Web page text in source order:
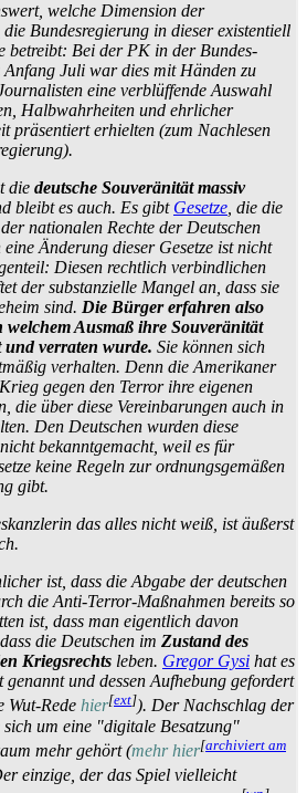
welche Dimension der
die Bundesregierung in dieser existentiell
betreibt: Bei der PK in der Bundes­
Anfang Juli war dies mit Händen zu
eine verblüffende Auswahl
Halb­wahr­heiten und ehrlicher
präsentiert erhielten (zum Nachlesen
die deutsche Souveränität massiv
bleibt es auch. Es gibt Gesetze, die die
nationalen Rechte der Deutschen
Änderung dieser Gesetze ist nicht
Diesen rechtlich verbindlichen
der substanzielle Mangel an, dass sie
sind. Die Bürger erfahren also
Ausmaß ihre Souveränität
und verraten wurde. Sie können sich
verhalten. Denn die Amerikaner
gegen den Terror ihre eigenen
die über diese Vereinbarungen auch in
Den Deutschen wurden diese
bekanntgemacht, weil es für
keine Regeln zur ordnungs­gemäßen
gibt.
das alles nicht weiß, ist äußerst
ist, dass die Abgabe der deutschen
die Anti-Terror-Maßnahmen bereits so
ist, dass man eigentlich davon
die Deutschen im Zustand des
Kriegsrechts leben. Gregor Gysi hat es
genannt und dessen Aufhebung gefordert
Wut-Rede hier[ext]). Der Nachschlag der
sich um eine "digitale Besatzung"
mehr gehört (mehr hier[archiviert am
einzige, der das Spiel vielleicht